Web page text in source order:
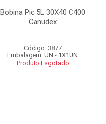
Bobina Pic 5L 30X40 C400
Canudex
Código: 3877
Embalagem: UN - 1X1UN
Produto Esgotado